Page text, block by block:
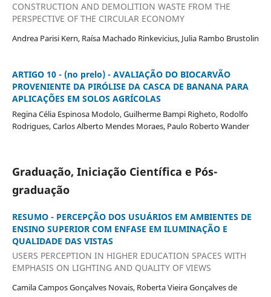
CONSTRUCTION AND DEMOLITION WASTE FROM THE
PERSPECTIVE OF THE CIRCULAR ECONOMY
Andrea Parisi Kern, Raísa Machado Rinkevicius, Julia Rambo Brustolin
ARTIGO 10 - (no prelo) - AVALIAÇÃO DO BIOCARVÃO
PROVENIENTE DA PIRÓLISE DA CASCA DE BANANA PARA
APLICAÇÕES EM SOLOS AGRÍCOLAS
Regina Célia Espinosa Modolo, Guilherme Bampi Righeto, Rodolfo
Rodrigues, Carlos Alberto Mendes Moraes, Paulo Roberto Wander
Graduação, Iniciação Científica e Pós-
graduação
RESUMO - PERCEPÇÃO DOS USUÁRIOS EM AMBIENTES DE
ENSINO SUPERIOR COM ENFASE EM ILUMINAÇÃO E
QUALIDADE DAS VISTAS
USERS PERCEPTION IN HIGHER EDUCATION SPACES WITH
EMPHASIS ON LIGHTING AND QUALITY OF VIEWS
Camila Campos Gonçalves Novais, Roberta Vieira Gonçalves de